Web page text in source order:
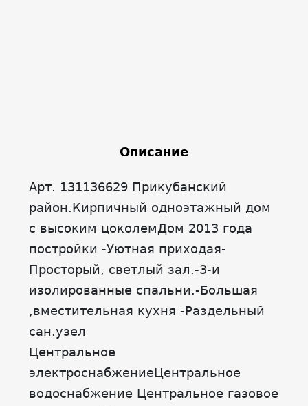
Описание
Арт. 131136629 Прикубанский
район.Кирпичный одноэтажный дом
с высоким цоколемДом 2013 года
постройки -Уютная приходая-
Просторый, светлый зал.-3-и
изолированные спальни.-Большая
,вместительная кухня -Раздельный
сан.узел
Центральное
электроснабжениеЦентральное
водоснабжение Центральное газовое